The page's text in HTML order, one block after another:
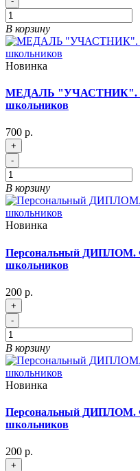
В корзину
Новинка
МЕДАЛЬ "УЧАСТНИК".
школьников
700 р.
+
-
В корзину
Новинка
Персональный ДИПЛОМ.
школьников
200 р.
+
-
В корзину
Новинка
Персональный ДИПЛОМ.
школьников
200 р.
+